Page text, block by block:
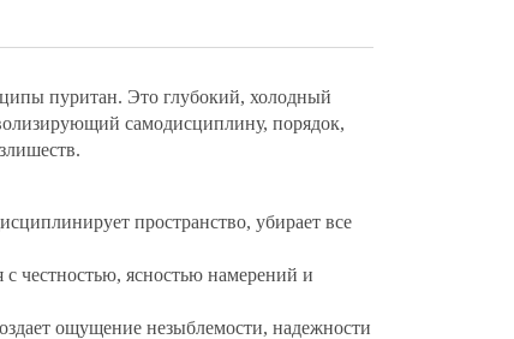
пуритан. Это глубокий, холодный
самодисциплину, порядок,
пространство, убирает все
с честностью, ясностью намерений и
ощущение незыблемости, надежности